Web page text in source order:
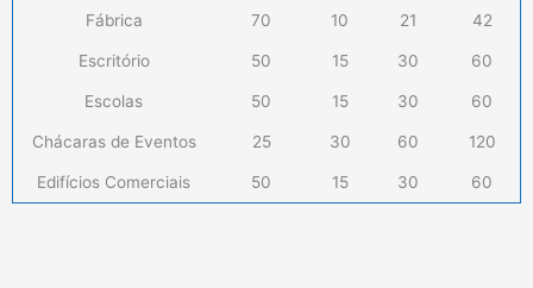
Fábrica 70 10 21 42
Escritório 50 15 30 60
Escolas 50 15 30 60
Chácaras de Eventos 25 30 60 120
Edifícios Comerciais 50 15 30 60